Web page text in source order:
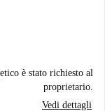
è stato richiesto al
proprietario.
Vedi dettagli